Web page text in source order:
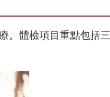
。體檢項目重點包括